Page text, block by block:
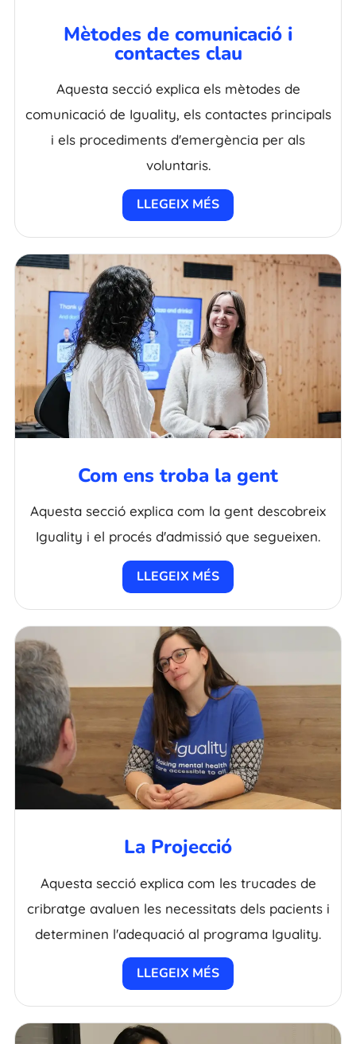
Mètodes de comunicació i
contactes clau
Aquesta secció explica els mètodes de
comunicació de Iguality, els contactes principals
i els procediments d'emergència per als
voluntaris.
LLEGEIX MÉS
Com ens troba la gent
Aquesta secció explica com la gent descobreix
Iguality i el procés d'admissió que segueixen.
LLEGEIX MÉS
La Projecció
Aquesta secció explica com les trucades de
cribratge avaluen les necessitats dels pacients i
determinen l'adequació al programa Iguality.
LLEGEIX MÉS